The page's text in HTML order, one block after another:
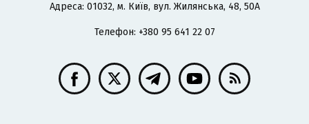
Адреса: 01032, м. Київ, вул. Жилянська, 48, 50А
Телефон: +380 95 641 22 07